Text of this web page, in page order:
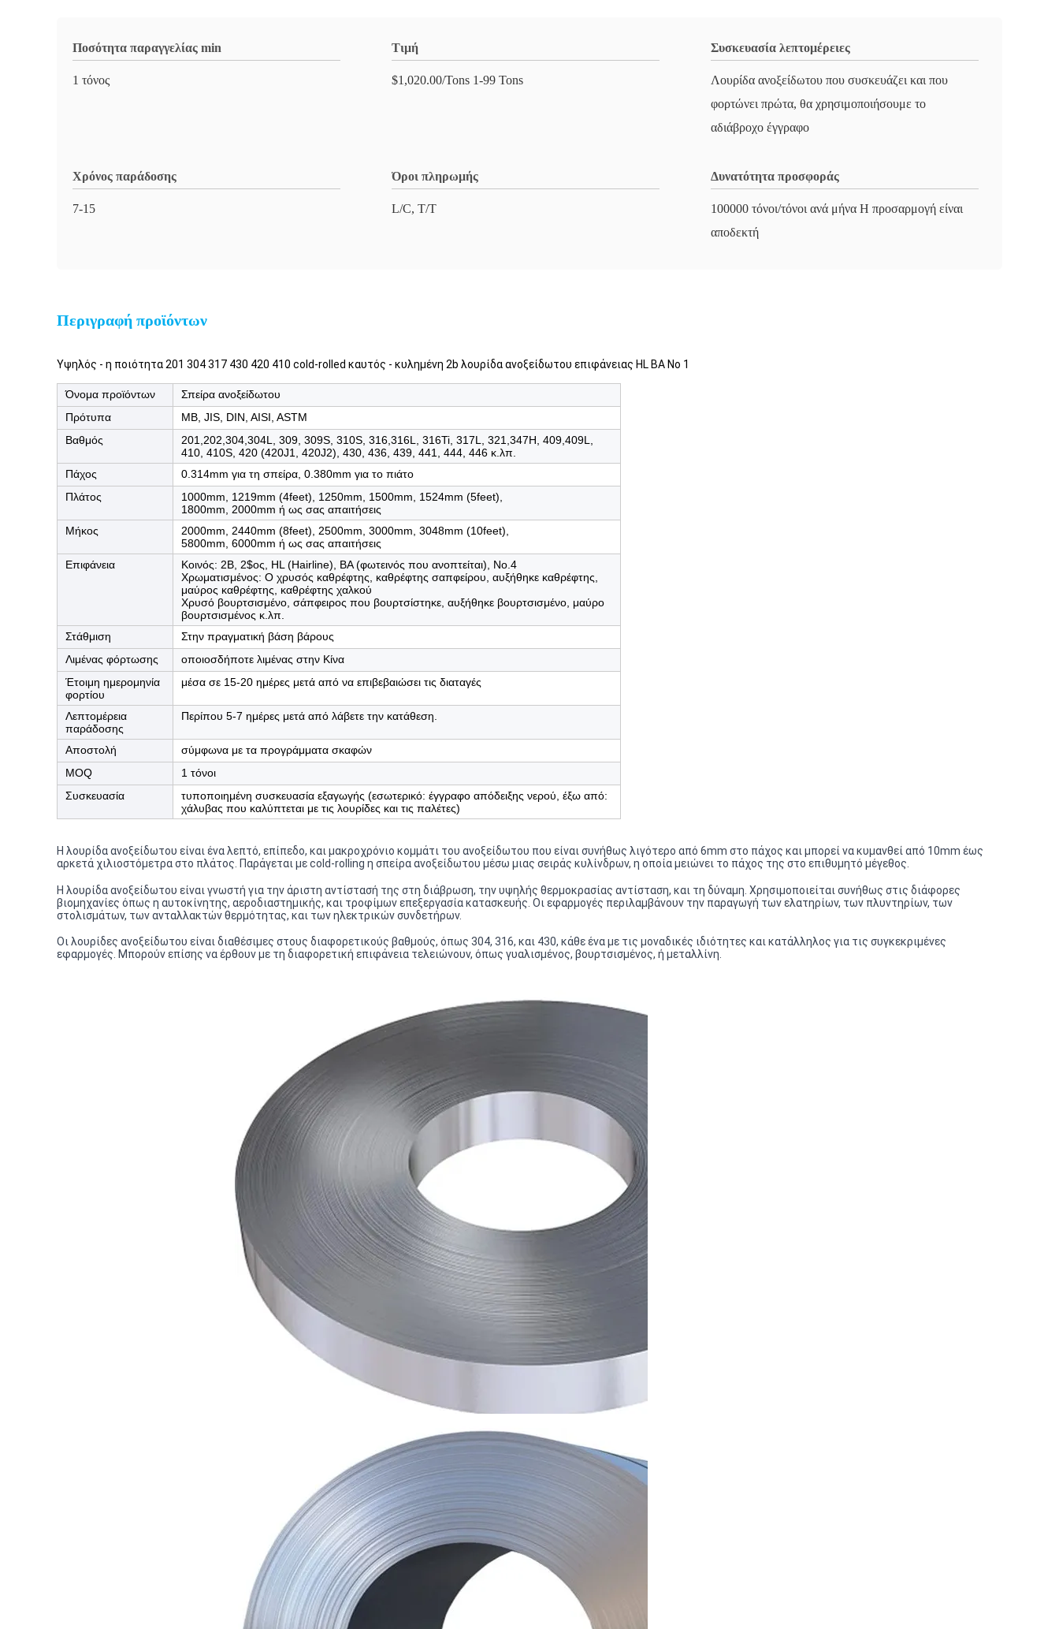
Ποσότητα παραγγελίας min
1 τόνος
Τιμή
$1,020.00/Tons 1-99 Tons
Συσκευασία λεπτομέρειες
Λουρίδα ανοξείδωτου που συσκευάζει και που
φορτώνει πρώτα, θα χρησιμοποιήσουμε το
αδιάβροχο έγγραφο
Χρόνος παράδοσης
7-15
Όροι πληρωμής
L/C, T/T
Δυνατότητα προσφοράς
100000 τόνοι/τόνοι ανά μήνα Η προσαρμογή είναι
αποδεκτή
Περιγραφή προϊόντων
Υψηλός - η ποιότητα 201 304 317 430 420 410 cold-rolled καυτός - κυλημένη 2b λουρίδα ανοξείδωτου επιφάνειας HL BA Νο 1
Όνομα προϊόντων
Σπείρα ανοξείδωτου
Πρότυπα
ΜΒ, JIS, DIN, AISI, ASTM
Βαθμός
201,202,304,304L, 309, 309S, 310S, 316,316L, 316Ti, 317L, 321,347H, 409,409L,
410, 410S, 420 (420J1, 420J2), 430, 436, 439, 441, 444, 446 κ.λπ.
Πάχος
0.314mm για τη σπείρα, 0.380mm για το πιάτο
Πλάτος
1000mm, 1219mm (4feet), 1250mm, 1500mm, 1524mm (5feet),
1800mm, 2000mm ή ως σας απαιτήσεις
Μήκος
2000mm, 2440mm (8feet), 2500mm, 3000mm, 3048mm (10feet),
5800mm, 6000mm ή ως σας απαιτήσεις
Επιφάνεια
Κοινός: 2B, 2$ος, HL (Hairline), BA (φωτεινός που ανοπτείται), No.4
Χρωματισμένος: Ο χρυσός καθρέφτης, καθρέφτης σαπφείρου, αυξήθηκε καθρέφτης,
μαύρος καθρέφτης, καθρέφτης χαλκού
Χρυσό βουρτσισμένο, σάπφειρος που βουρτσίστηκε, αυξήθηκε βουρτσισμένο, μαύρο
βουρτσισμένος κ.λπ.
Στάθμιση
Στην πραγματική βάση βάρους
Λιμένας φόρτωσης
οποιοσδήποτε λιμένας στην Κίνα
Έτοιμη ημερομηνία
φορτίου
μέσα σε 15-20 ημέρες μετά από να επιβεβαιώσει τις διαταγές
Λεπτομέρεια
παράδοσης
Περίπου 5-7 ημέρες μετά από λάβετε την κατάθεση.
Αποστολή
σύμφωνα με τα προγράμματα σκαφών
MOQ
1 τόνοι
Συσκευασία
τυποποιημένη συσκευασία εξαγωγής (εσωτερικό: έγγραφο απόδειξης νερού, έξω από:
χάλυβας που καλύπτεται με τις λουρίδες και τις παλέτες)
Η λουρίδα ανοξείδωτου είναι ένα λεπτό, επίπεδο, και μακροχρόνιο κομμάτι του ανοξείδωτου που είναι συνήθως λιγότερο από 6mm στο πάχος και μπορεί να κυμανθεί από 10mm έως
αρκετά χιλιοστόμετρα στο πλάτος. Παράγεται με cold-rolling η σπείρα ανοξείδωτου μέσω μιας σειράς κυλίνδρων, η οποία μειώνει το πάχος της στο επιθυμητό μέγεθος.
Η λουρίδα ανοξείδωτου είναι γνωστή για την άριστη αντίστασή της στη διάβρωση, την υψηλής θερμοκρασίας αντίσταση, και τη δύναμη. Χρησιμοποιείται συνήθως στις διάφορες
βιομηχανίες όπως η αυτοκίνητης, αεροδιαστημικής, και τροφίμων επεξεργασία κατασκευής. Οι εφαρμογές περιλαμβάνουν την παραγωγή των ελατηρίων, των πλυντηρίων, των
στολισμάτων, των ανταλλακτών θερμότητας, και των ηλεκτρικών συνδετήρων.
Οι λουρίδες ανοξείδωτου είναι διαθέσιμες στους διαφορετικούς βαθμούς, όπως 304, 316, και 430, κάθε ένα με τις μοναδικές ιδιότητες και κατάλληλος για τις συγκεκριμένες
εφαρμογές. Μπορούν επίσης να έρθουν με τη διαφορετική επιφάνεια τελειώνουν, όπως γυαλισμένος, βουρτσισμένος, ή μεταλλίνη.